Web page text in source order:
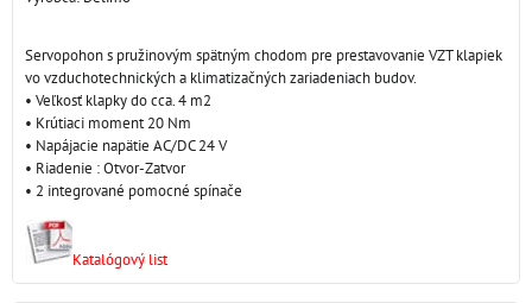
Servopohon s pružinovým spätným chodom pre prestavovanie VZT klapiek
vo vzduchotechnických a klimatizačných zariadeniach budov.
• Veľkosť klapky do cca. 4 m2
• Krútiaci moment 20 Nm
• Napájacie napätie AC/DC 24 V
• Riadenie : Otvor-Zatvor
• 2 integrované pomocné spínače
Katalógový list